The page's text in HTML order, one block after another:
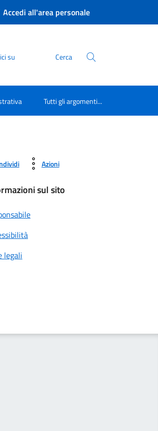
Accedi all'area personale
su Cerca
Tutti gli argomenti...
Azioni
sul sito
legali